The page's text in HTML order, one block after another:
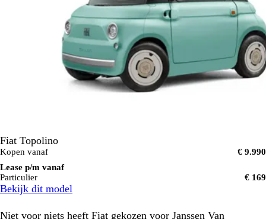
Fiat Topolino
Kopen vanaf
€ 9.990
Lease p/m vanaf
Particulier
€ 169
Bekijk dit model
Niet voor niets heeft Fiat gekozen voor Janssen Van